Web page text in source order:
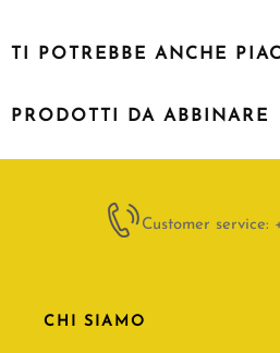
TI POTREBBE ANCHE
PRODOTTI DA ABBINARE
Customer service:
CHI SIAMO